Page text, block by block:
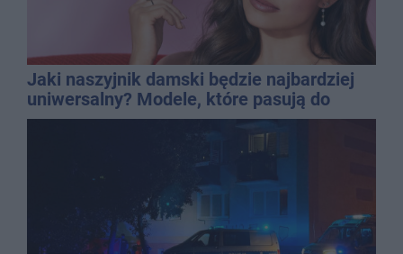
Jaki naszyjnik damski będzie najbardziej
uniwersalny? Modele, które pasują do
wielu stylizacji